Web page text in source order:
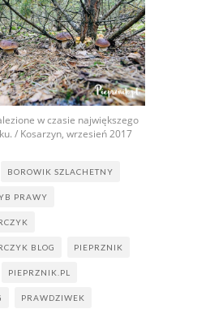
w czasie największego
/ Kosarzyn, wrzesień 2017
BOROWIK SZLACHETNY
PRAWY
BLOG PIEPRZNIK
PIEPRZNIK.PL
PRAWDZIWEK